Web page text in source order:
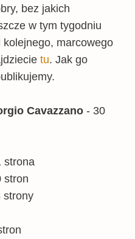
bez jakich
w tym tygodniu
kolejnego, marcowego
tu. Jak go
Cavazzano - 30
strona
stron
strony